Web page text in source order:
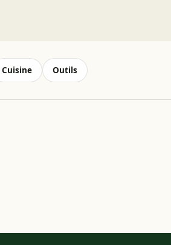
Cuisine Outils